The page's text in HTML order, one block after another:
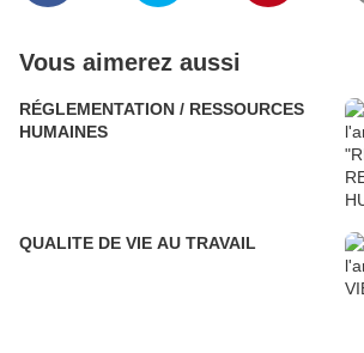
Vous aimerez aussi
RÉGLEMENTATION / RESSOURCES
HUMAINES
QUALITE DE VIE AU TRAVAIL